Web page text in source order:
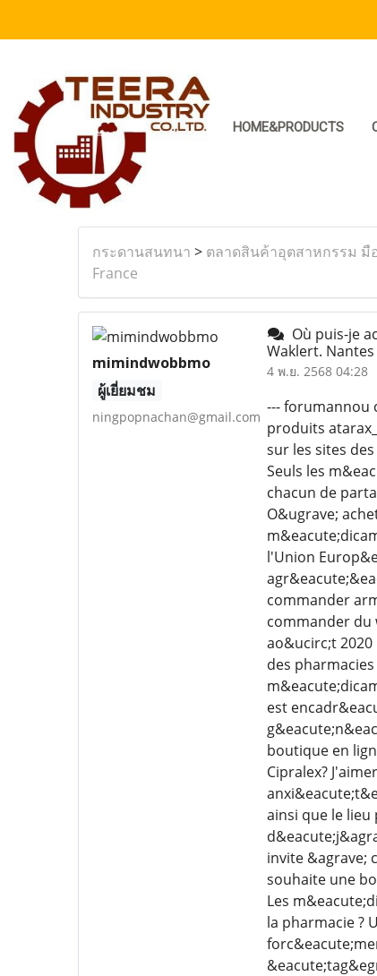
HOME&PRODUCTS
กระดานสนทนา > ตลาดสินค้าอุตสาหกรรม มื
France
mimindwobbmo
ผู้เยี่ยมชม
ningpopnachan@gmail.com
Où puis-je
Waklert.
4 พ.ย. 2568 04:28
--- forumannou
produits
sur les sites
Seuls les
chacun de
O&ugrave;
l'Union
commander
commander du
ao&ucirc;t 2020
des
est
boutique en
Cipralex?
ainsi que le lieu
invite &agrave;
souhaite une
Les
la pharmacie ?